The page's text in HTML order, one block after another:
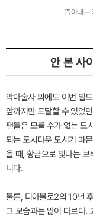
뽑아내는
안 본 사
악마술사 외에도 이번 빌
앞까지만 도달할 수 있었
팬들은 모를 수가 없는 도
되는 도시다운 도시기 때
을 때, 황금으로 빛나는
니다.
물론, 디아블로2의 10년
그 모습과는 많이 다르다.